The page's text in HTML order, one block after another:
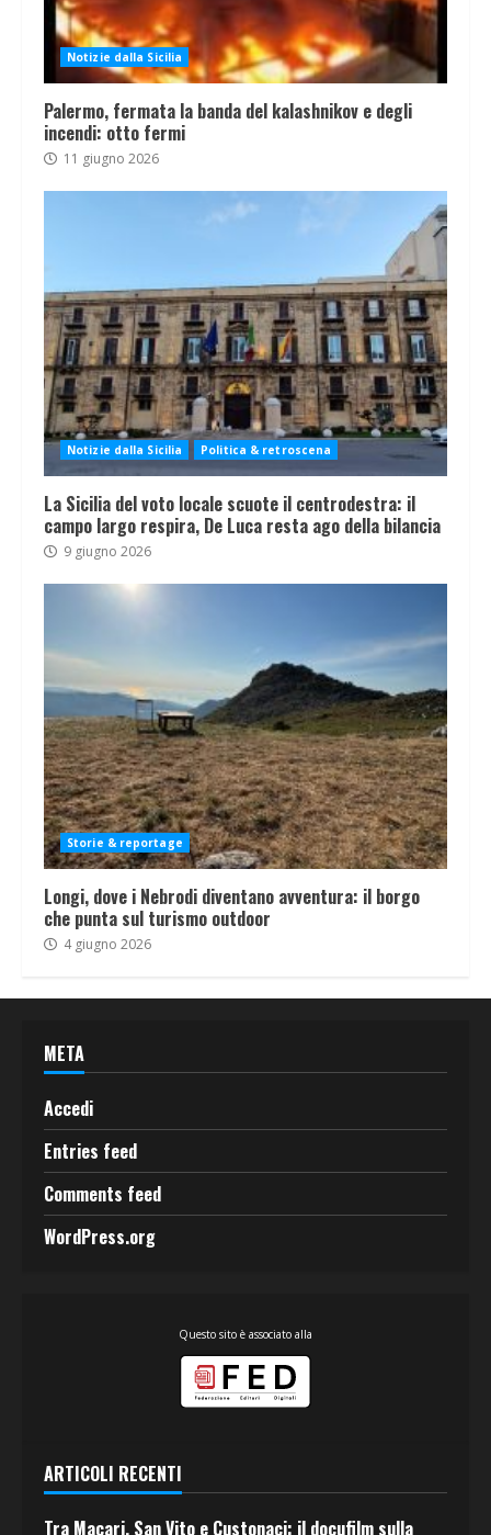
Notizie dalla Sicilia
Palermo, fermata la banda del kalashnikov e degli
incendi: otto fermi
11 giugno 2026
Notizie dalla Sicilia Politica & retroscena
La Sicilia del voto locale scuote il centrodestra: il
campo largo respira, De Luca resta ago della bilancia
9 giugno 2026
Storie & reportage
Longi, dove i Nebrodi diventano avventura: il borgo
che punta sul turismo outdoor
4 giugno 2026
META
Accedi
Entries feed
Comments feed
WordPress.org
Questo sito è associato alla
ARTICOLI RECENTI
Tra Macari, San Vito e Custonaci: il docufilm sulla